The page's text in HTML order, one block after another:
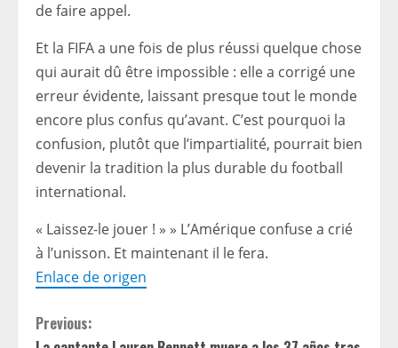
de faire appel.
Et la FIFA a une fois de plus réussi quelque chose
qui aurait dû être impossible : elle a corrigé une
erreur évidente, laissant presque tout le monde
encore plus confus qu’avant. C’est pourquoi la
confusion, plutôt que l’impartialité, pourrait bien
devenir la tradition la plus durable du football
international.
« Laissez-le jouer ! » » L’Amérique confuse a crié
à l’unisson. Et maintenant il le fera.
Enlace de origen
C
Previous: